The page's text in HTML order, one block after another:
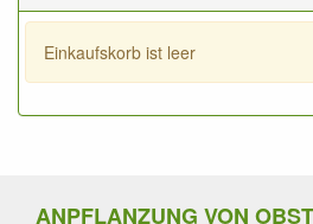
Einkaufskorb ist leer
ANPFLANZUNG VON